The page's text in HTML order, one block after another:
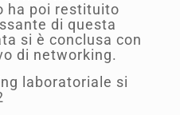
ha poi restituito
di questa
si è conclusa con
di networking.
laboratoriale si